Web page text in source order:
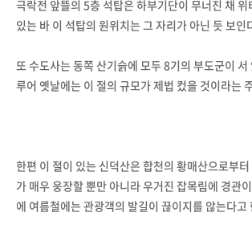
극락전 앞뜰의 5층 석탑은 하부기단이 무너진 채
있는 바 이 석탑의 원위치는 그 자리가 아닌 듯 보인
또 수도사는 동쪽 산기슭에 모두 8기의 부도군이 서
루어 옛날에는 이 절의 규모가 제법 컸을 것이라는
한편 이 절이 있는 신덕산은 합천의 황매산으로부
가 매우 웅장할 뿐만 아니라 우거진 잡목림에 경관
에 여름철에는 관광객의 발길이 끊이지를 않는다고